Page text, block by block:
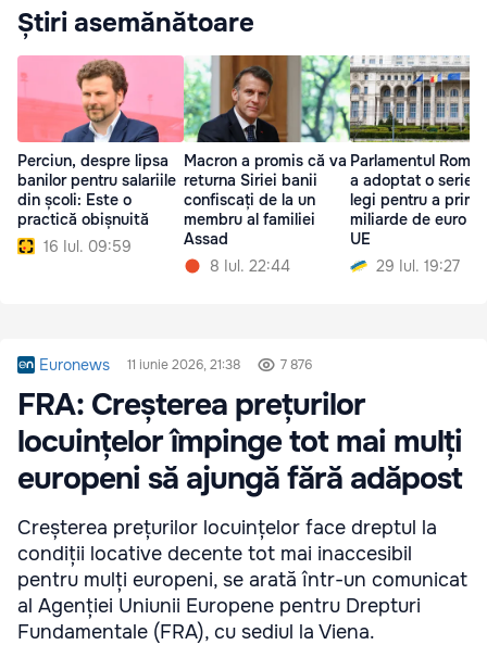
Știri asemănătoare
Perciun, despre lipsa
banilor pentru salariile
din școli: Este o
practică obișnuită
16 Iul. 09:59
Macron a promis că va
returna Siriei banii
confiscați de la un
membru al familiei
Assad
8 Iul. 22:44
Parlamentul
a adoptat o serie
legi pentru a primi
miliarde de euro
UE
29 Iul. 19:27
Euronews 11 iunie 2026, 21:38 7 876
FRA: Creșterea prețurilor
locuințelor împinge tot mai mulți
europeni să ajungă fără adăpost
Creșterea prețurilor locuințelor face dreptul la
condiții locative decente tot mai inaccesibil
pentru mulți europeni, se arată într-un comunicat
al Agenției Uniunii Europene pentru Drepturi
Fundamentale (FRA), cu sediul la Viena.